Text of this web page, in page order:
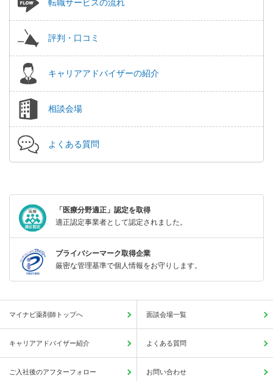
転職サービスの流れ
評判・口コミ
キャリアアドバイザーの紹介
相談会場
よくある質問
「医療分野適正」認定を取得
適正認定事業者として認定されました。
プライバシーマーク取得企業
厳密な管理基準で個人情報をお守りします。
マイナビ薬剤師トップへ 面談会場一覧
キャリアアドバイザー紹介 よくある質問
ご入社後のアフターフォロー お問い合わせ